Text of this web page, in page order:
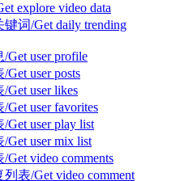
explore video data
词/Get daily trending
user profile
user posts
user likes
user favorites
user play list
user mix list
video comments
表/Get video comment